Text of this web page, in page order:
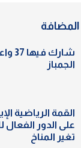
المضافة
الجمباز
القمة الرياضية
على الدور
تغير المناخ